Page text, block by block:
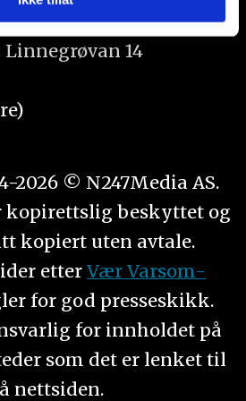
inn gjennom din bruk av
Linnegrøvan 14
2026 © N247Media AS.
kopirettslig beskyttet og
kopiert uten avtale.
etter Vær Varsom-
for god presseskikk.
for innholdet på
som det er lenket til
nettsiden.